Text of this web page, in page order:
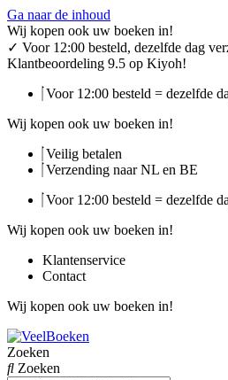
Ga naar de inhoud
Wij kopen ook uw boeken in!
✓ Voor 12:00 besteld, dezelfde dag
Klantbeoordeling 9.5 op Kiyoh!
Voor 12:00 besteld = dezelfde
Wij kopen ook uw boeken in!
Veilig betalen
Verzending naar NL en BE
Voor 12:00 besteld = dezelfde
Wij kopen ook uw boeken in!
Klantenservice
Contact
Wij kopen ook uw boeken in!
Zoeken
Zoeken